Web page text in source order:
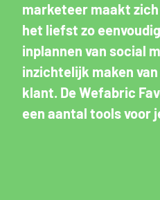
marketeer maakt
het liefst zo
inplannen van social
inzichtelijk maken
klant. De Wefabric
een aantal tools voor